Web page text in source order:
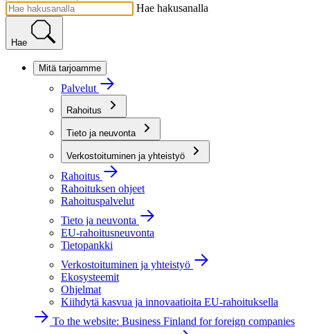
Hae hakusanalla
Hae
Mitä tarjoamme
Palvelut
Rahoitus
Tieto ja neuvonta
Verkostoituminen ja yhteistyö
Rahoitus
Rahoituksen ohjeet
Rahoituspalvelut
Tieto ja neuvonta
EU-rahoitusneuvonta
Tietopankki
Verkostoituminen ja yhteistyö
Ekosysteemit
Ohjelmat
Kiihdytä kasvua ja innovaatioita EU-rahoituksella
To the website: Business Finland for foreign companies